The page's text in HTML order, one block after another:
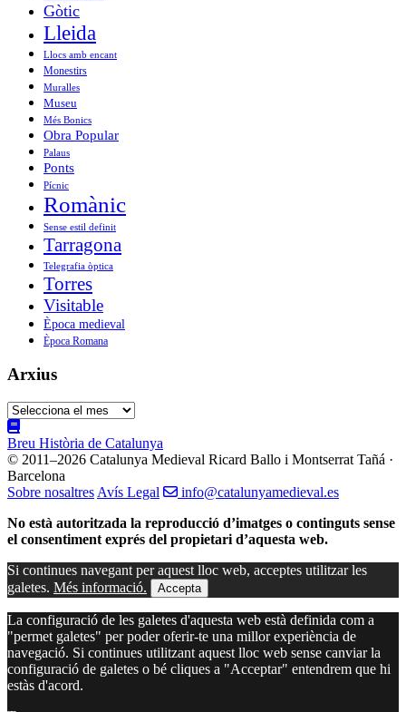
Gòtic
Lleida
Llocs amb encant
Monestirs
Muralles
Museu
Més Bonics
Obra Popular
Palaus
Ponts
Pícnic
Romànic
Sense estil definit
Tarragona
Telegrafia òptica
Torres
Visitable
Època medieval
Època Romana
Arxius
Arxius
Breu Història de Catalunya
© 2011–2026 Catalunya Medieval Ricard Ballo i Montserrat Tañá ·
Barcelona
Sobre nosaltres Avís Legal
info@catalunyamedieval.es
No està autoritzada la reproducció d’imatges o continguts sense
el consentiment exprés del propietari d’aquesta web.
Si continues navegant per aquest lloc web, acceptes utilitzar les
galetes. Més informació. Accepta
La configuració de les galetes d'aquesta web està definida com a
"permet galetes" per poder oferir-te una millor experiència de
navegació. Si continues utilitzant aquest lloc web sense canviar la
configuració de galetes o bé cliques a "Acceptar" entendrem que hi
estàs d'acord.